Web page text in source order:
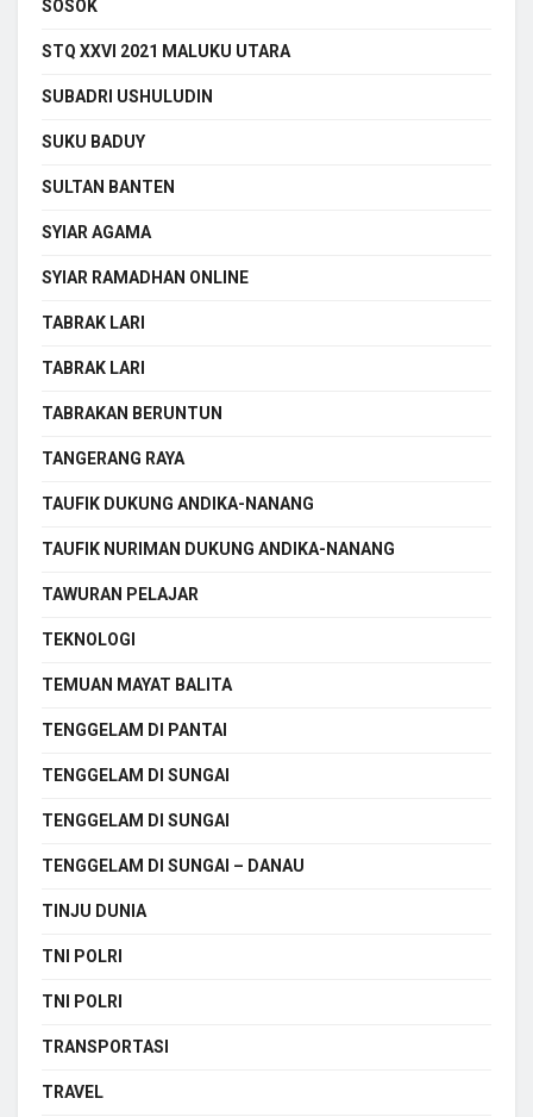
SOSOK
STQ XXVI 2021 MALUKU UTARA
SUBADRI USHULUDIN
SUKU BADUY
SULTAN BANTEN
SYIAR AGAMA
SYIAR RAMADHAN ONLINE
TABRAK LARI
TABRAK LARI
TABRAKAN BERUNTUN
TANGERANG RAYA
TAUFIK DUKUNG ANDIKA-NANANG
TAUFIK NURIMAN DUKUNG ANDIKA-NANANG
TAWURAN PELAJAR
TEKNOLOGI
TEMUAN MAYAT BALITA
TENGGELAM DI PANTAI
TENGGELAM DI SUNGAI
TENGGELAM DI SUNGAI
TENGGELAM DI SUNGAI – DANAU
TINJU DUNIA
TNI POLRI
TNI POLRI
TRANSPORTASI
TRAVEL